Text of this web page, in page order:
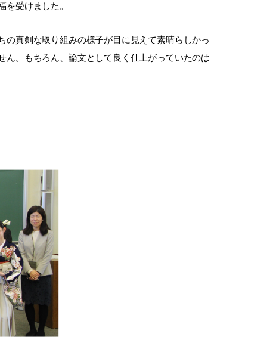
受けました。
真剣な取り組みの様子が目に見えて素晴らしかっ
。もちろん、論文として良く仕上がっていたのは